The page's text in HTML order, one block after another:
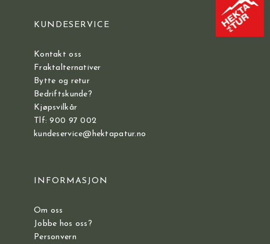
KUNDESERVICE
Kontakt oss
Fraktalternativer
Bytte og retur
Bedriftskunde?
Kjøpsvilkår
Tlf: 900 97 002
kundeservice@hektapatur.no
INFORMASJON
Om oss
Jobbe hos oss?
Personvern